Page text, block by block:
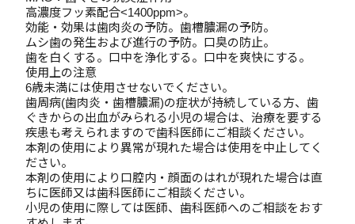
高濃度フッ素配合<1400ppm>。
効能・効果は歯肉炎の予防。歯槽膿漏の予防。
ムシ歯の発生および進行の予防。口臭の防止。
歯を白くする。口中を浄化する。口中を爽快にする。
使用上の注意
6歳未満には使用させないでください。
歯周病(歯肉炎・歯槽膿漏)の症状が持続している方、歯
ぐきからの出血がみられる小児の場合は、治療を要する
疾患も考えられますので歯科医師にご相談ください。
本剤の使用により異常が現れた場合は使用を中止してく
ださい。
本剤の使用により口腔内・顔面のはれが現れた場合は直
ちに医師又は歯科医師にご相談ください。
小児の使用に際しては医師、歯科医師へのご相談をおす